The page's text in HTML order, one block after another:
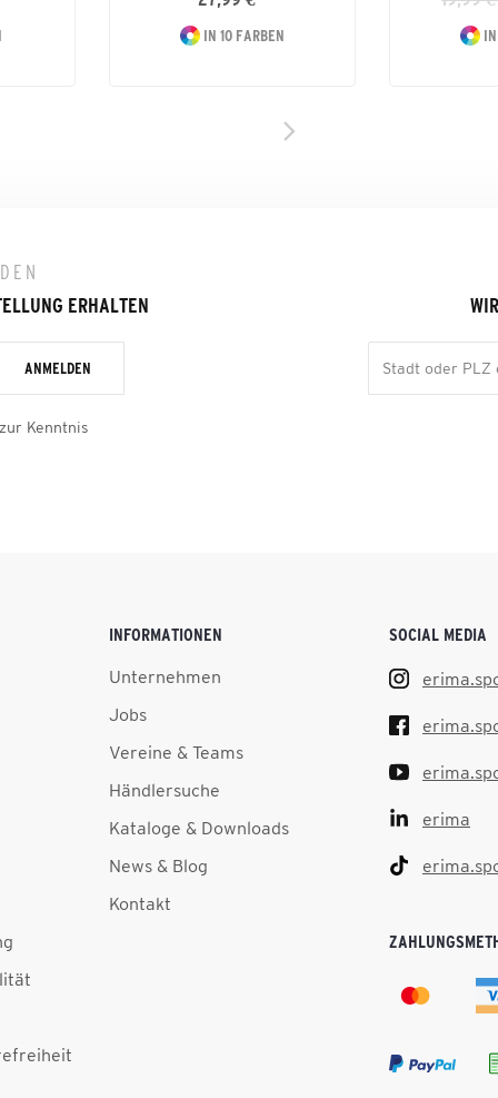
IN 10 FARBEN
ERHALTEN
ANMELDEN
Kenntnis
INFORMATIONEN
Unternehmen
Jobs
Vereine & Teams
Händlersuche
Kataloge & Downloads
News & Blog
Kontakt
SOCIAL MEDIA
erima